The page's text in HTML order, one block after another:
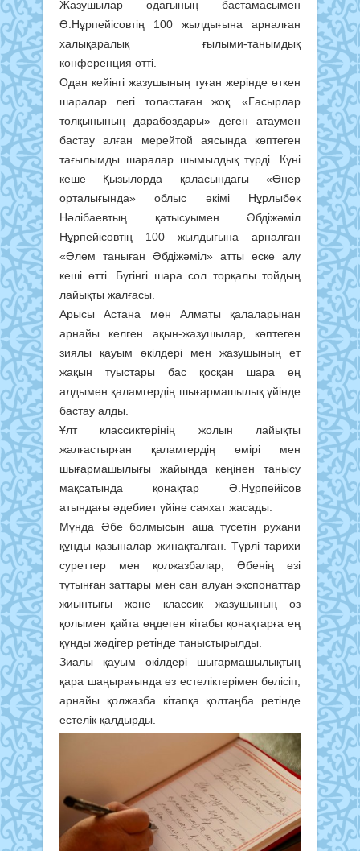
Жазушылар одағының бастамасымен
Ә.Нұрпейісовтің 100 жылдығына арналған
халықаралық ғылыми-танымдық
конференция өтті.
Одан кейінгі жазушының туған жерінде өткен
шаралар легі толастаған жоқ. «Ғасырлар
толқынының дарабоздары» деген атаумен
бастау алған мерейтой аясында көптеген
тағылымды шаралар шымылдық түрді. Күні
кеше Қызылорда қаласындағы «Өнер
орталығында» облыс әкімі Нұрлыбек
Нәлібаевтың қатысуымен Әбдіжәміл
Нұрпейісовтің 100 жылдығына арналған
«Әлем таныған Әбдіжәміл» атты еске алу
кеші өтті. Бүгінгі шара сол торқалы тойдың
лайықты жалғасы.
Арысы Астана мен Алматы қалаларынан
арнайы келген ақын-жазушылар, көптеген
зиялы қауым өкілдері мен жазушының ет
жақын туыстары бас қосқан шара ең
алдымен қаламгердің шығармашылық үйінде
бастау алды.
Ұлт классиктерінің жолын лайықты
жалғастырған қаламгердің өмірі мен
шығармашылығы жайында кеңінен танысу
мақсатында қонақтар Ә.Нұрпейісов
атындағы әдебиет үйіне саяхат жасады.
Мұнда Әбе болмысын аша түсетін рухани
құнды қазыналар жинақталған. Түрлі тарихи
суреттер мен қолжазбалар, Әбенің өзі
тұтынған заттары мен сан алуан экспонаттар
жиынтығы және классик жазушының өз
қолымен қайта өңдеген кітабы қонақтарға ең
құнды жәдігер ретінде таныстырылды.
Зиалы қауым өкілдері шығармашылықтың
қара шаңырағында өз естеліктерімен бөлісіп,
арнайы қолжазба кітапқа қолтаңба ретінде
естелік қалдырды.